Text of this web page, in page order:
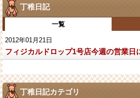
丁稚日記
一覧
2012年01月21日
フィジカルドロップ1号店今週の営業日
丁稚日記カテゴリ